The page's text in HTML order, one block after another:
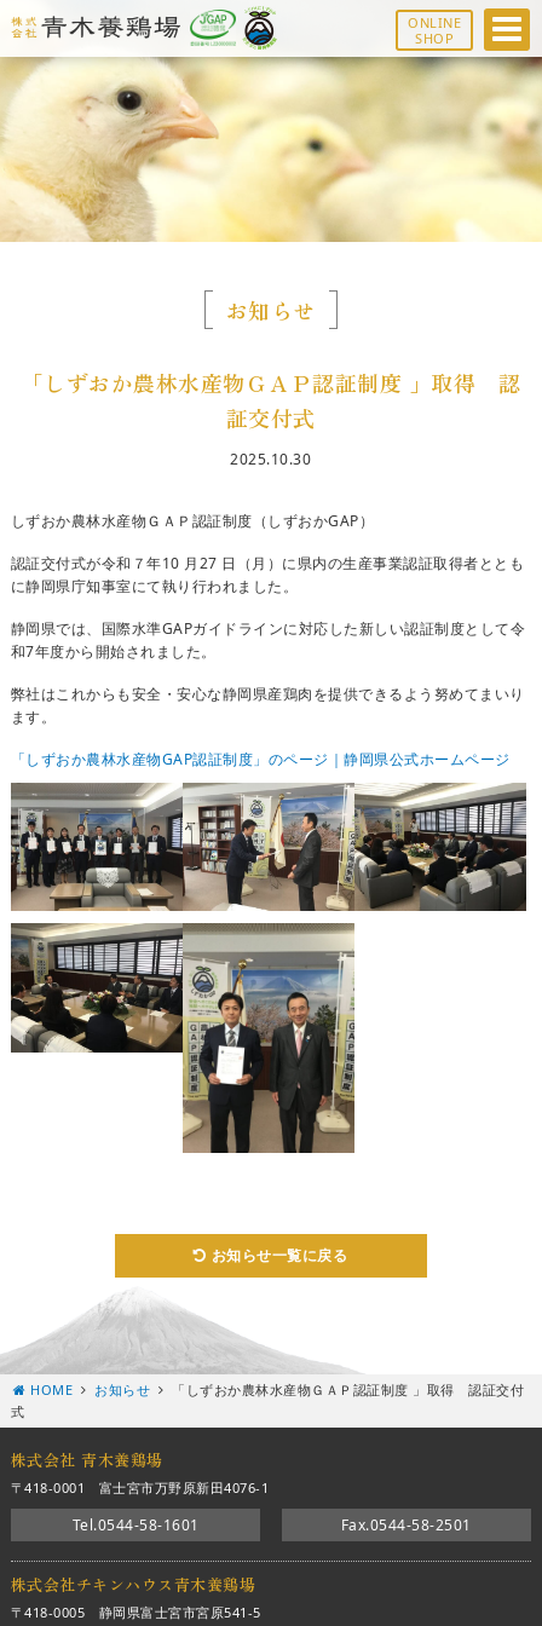
ONLINE
SHOP
お知らせ
「しずおか農林水産物ＧＡＰ認証制度 」取得 認
証交付式
2025.10.30
しずおか農林水産物ＧＡＰ認証制度（しずおかGAP）
認証交付式が令和７年10 月27 日（月）に県内の生産事業認証取得者ととも
に静岡県庁知事室にて執り行われました。
静岡県では、国際水準GAPガイドラインに対応した新しい認証制度として令
和7年度から開始されました。
弊社はこれからも安全・安心な静岡県産鶏肉を提供できるよう努めてまいり
ます。
「しずおか農林水産物GAP認証制度」のページ｜静岡県公式ホームページ
お知らせ一覧に戻る
HOME お知らせ
「しずおか農林水産物ＧＡＰ認証制度 」取得 認証交付
式
株式会社 青木養鶏場
〒418-0001 富士宮市万野原新田4076-1
Tel.0544-58-1601 Fax.0544-58-2501
株式会社チキンハウス青木養鶏場
〒418-0005 静岡県富士宮市宮原541-5